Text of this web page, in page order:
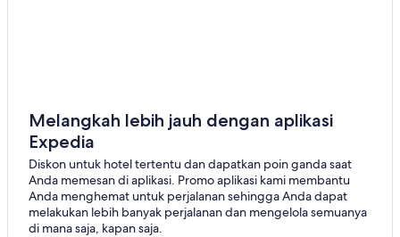
Melangkah lebih jauh dengan aplikasi
Expedia
Diskon untuk hotel tertentu dan dapatkan poin ganda saat
Anda memesan di aplikasi. Promo aplikasi kami membantu
Anda menghemat untuk perjalanan sehingga Anda dapat
melakukan lebih banyak perjalanan dan mengelola semuanya
di mana saja, kapan saja.